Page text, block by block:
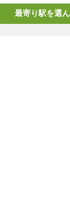
最寄り駅を選